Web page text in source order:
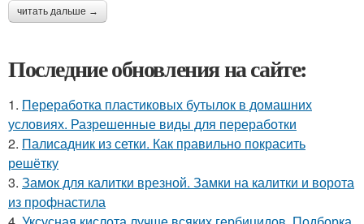
читать дальше →
Последние обновления на сайте:
1. Переработка пластиковых бутылок в домашних
условиях. Разрешенные виды для переработки
2. Палисадник из сетки. Как правильно покрасить
решётку
3. Замок для калитки врезной. Замки на калитки и ворота
из профнастила